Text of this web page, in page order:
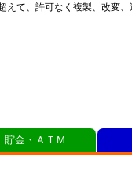
えて、許可なく複製、改変
貯金・ＡＴＭ